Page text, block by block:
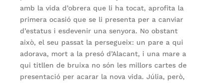
amb la vida d’obrera que li ha tocat, aprofita la
primera ocasió que se li presenta per a canviar
d’estatus i esdevenir una senyora. No obstant
això, el seu passat la persegueix: un pare a qui
adorava, mort a la presó d’Alacant, i una mare a
qui titllen de bruixa no són les millors cartes de
presentació per acarar la nova vida. Júlia, però,